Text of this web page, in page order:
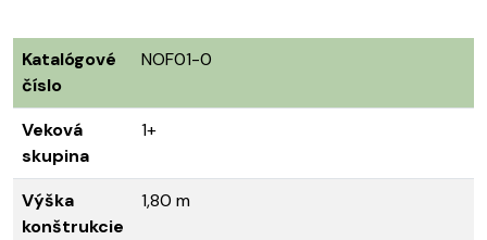
Katalógové
číslo
NOF01-0
Veková
skupina
1+
Výška
konštrukcie
1,80 m